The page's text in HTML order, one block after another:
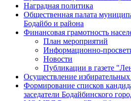
Наградная политика
Общественная палата
Бодайбо и района
Финансовая грамотность
План мероприятий
Информационно-
Новости
Публикации в газете
Осуществление
Формирование списков
заседатели Бодайбинского